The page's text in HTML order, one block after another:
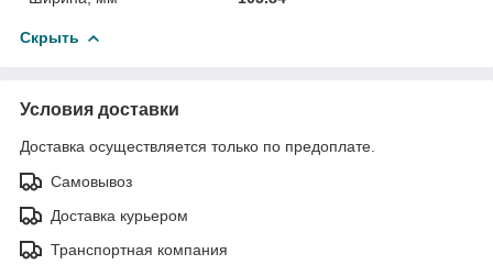
Скрыть
Условия доставки
Доставка осуществляется только по предоплате.
Самовывоз
Доставка курьером
Транспортная компания